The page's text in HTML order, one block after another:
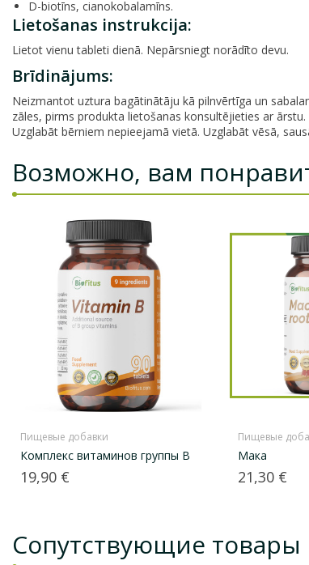
D-biotīns, cianokobalamīns.
Lietošanas instrukcija:
Lietot vienu tableti dienā. Nepārsniegt norādīto devu.
Brīdinājums:
Neizmantot uztura bagātinātāju kā pilnvērtīga un
zāles, pirms produkta lietošanas konsultējieties ar
Uzglabāt bērniem nepieejamā vietā. Uzglabāt vēsā,
Возможно, вам
Пищевые добавки
Комплекс витаминов группы B
Цена
19,90 €
Пищевые
Мака
Цена
21,30 €
Сопутствующие товары